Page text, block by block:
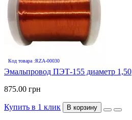
Код товара :RZA-00030
Эмальпровод ПЭТ-155 диаметр 1,50
875.00 грн
Купить в 1 клик В корзину